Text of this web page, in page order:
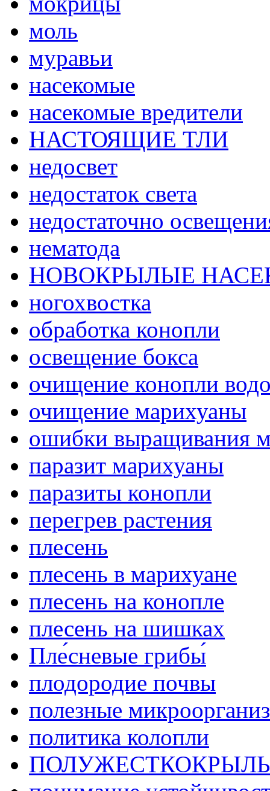
моль
муравьи
насекомые
насекомые вредители
НАСТОЯЩИЕ ТЛИ
недосвет
недостаток света
недостаточно
нематода
НОВОКРЫЛЫЕ
ногохвостка
обработка конопли
освещение бокса
очищение конопли
очищение марихуаны
ошибки выращивания
паразит марихуаны
паразиты конопли
перегрев растения
плесень
плесень в марихуане
плесень на конопле
плесень на шишках
Пле́сневые грибы́
плодородие почвы
полезные
политика колопли